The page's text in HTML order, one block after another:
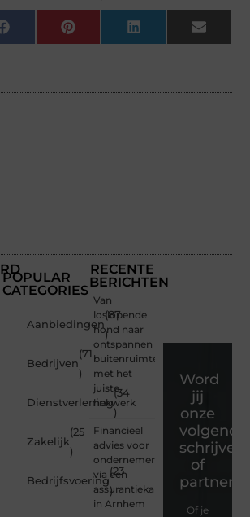
Facebook Pinterest LinkedIn Email
POPULAR
CATEGORIES
Aanbiedingen
(87
)
Bedrijven
(71
)
Dienstverlening
(34
)
Zakelijk
(25
)
Bedrijfsvoering
(23
)
RECENTE
BERICHTEN
Van
loslopende
hond naar
ontspannen
buitenruimte
met het
juiste
hekwerk
Financieel
advies voor
ondernemers
via een
assurantiekantoor
in Arnhem
Word
jij
onze
volgende
schrijver
of
partner?
Of je